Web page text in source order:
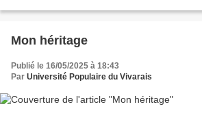
Mon héritage
Publié le 16/05/2025 à 18:43
Par Université Populaire du Vivarais